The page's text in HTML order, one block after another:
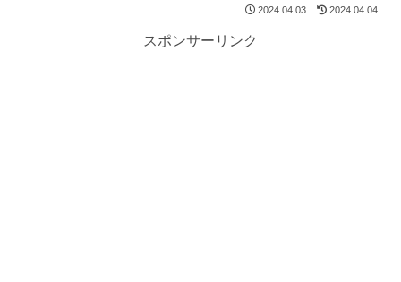
2024.04.03 2024.04.04
スポンサーリンク